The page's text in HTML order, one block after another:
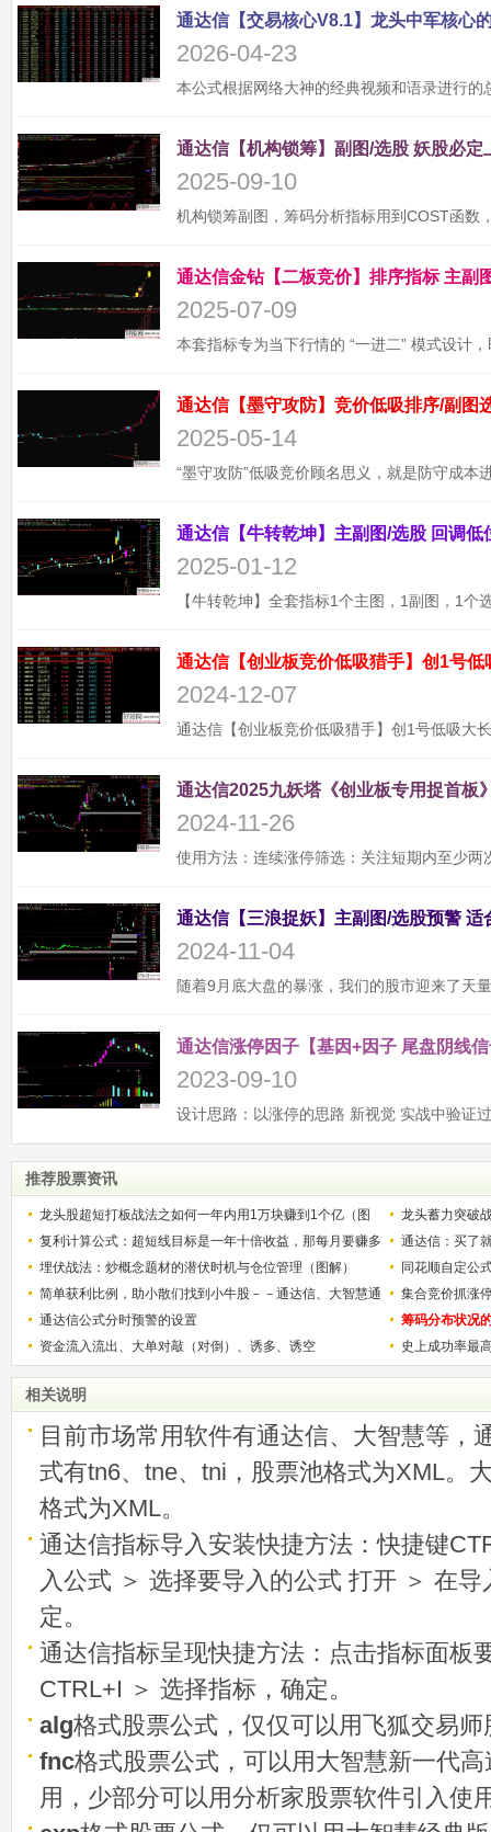
2026-04-23
2025-09-10
2025-07-09
2025-05-14
2025-01-12
通达信【创业板竞价低吸猎手】创1号
2024-12-07
通达信2025九妖塔《创业板专用捉首板
2024-11-26
2024-11-04
通达信涨停因子【基因+因子 尾盘阴线
2023-09-10
推荐股票资讯
龙头股超短打板战法之如何一年内用1万块赚到1个亿（图
解）
龙头蓄力突破
的技巧（图解
复利计算公式：超短线目标是一年十倍收益，那每月要赚多
少？
通达信：买了
埋伏战法：炒概念题材的潜伏时机与仓位管理（图解）
同花顺自定公
简单获利比例，助小散们找到小牛股－－通达信、大智慧通
用
集合竞价抓涨
通达信公式分时预警的设置
筹码分布状况
资金流入流出、大单对敲（对倒）、诱多、诱空
史上成功率最
相关说明
目前市场常用软件有通达信、大智慧等，
式有tn6、tne、tni，股票池格式为XML。
格式为XML。
通达信指标导入安装快捷方法：快捷键
入公式 ＞ 选择要导入的公式 打开 ＞ 在
定。
通达信指标呈现快捷方法：点击指标面板
CTRL+I ＞ 选择指标，确定。
alg格式股票公式，仅仅可以用飞狐交易
fnc格式股票公式，可以用大智慧新一代
用，少部分可以用分析家股票软件引入使